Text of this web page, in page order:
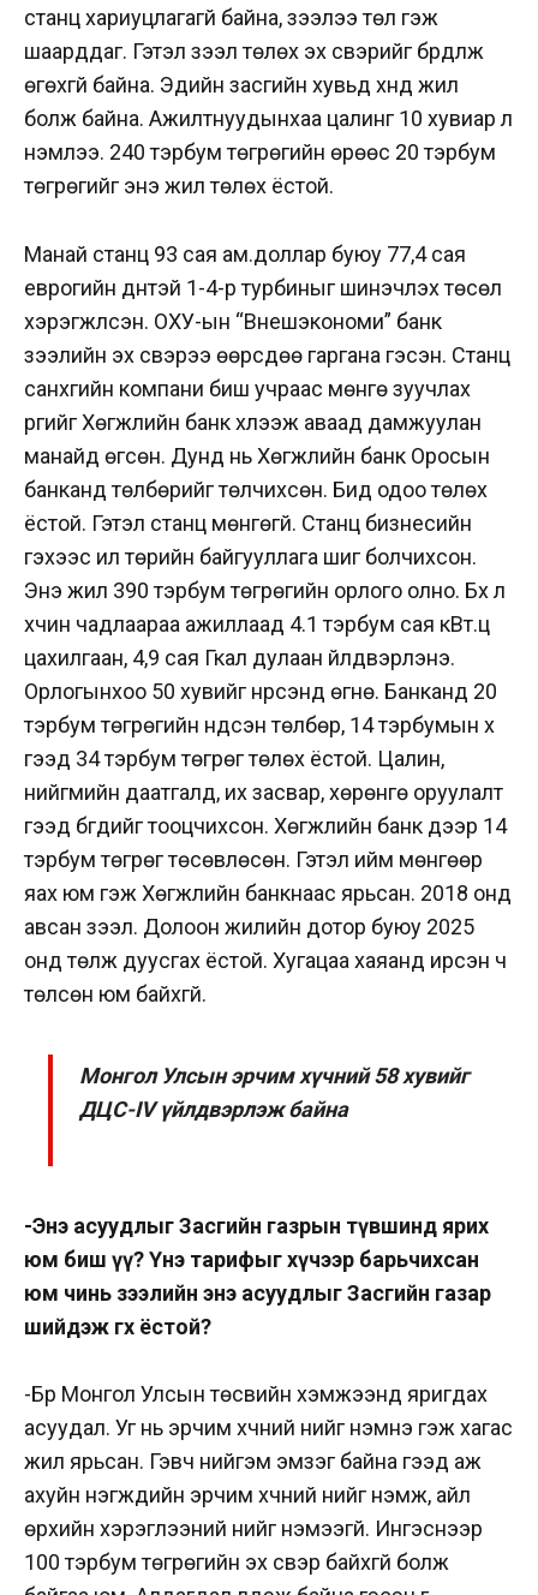
станц хариуцлагагүй байна, зээлээ төл гэж
шаарддаг. Гэтэл зээл төлөх эх үүсвэрийг бүрдүүлж
өгөхгүй байна. Эдийн засгийн хувьд хүнд жил
болж байна. Ажилтнуудынхаа цалинг 10 хувиар л
нэмлээ. 240 тэрбум төгрөгийн өрөөс 20 тэрбум
төгрөгийг энэ жил төлөх ёстой.
Манай станц 93 сая ам.доллар буюу 77,4 сая
еврогийн дүнтэй 1-4-р турбиныг шинэчлэх төсөл
хэрэгжүүлсэн. ОХУ-ын “Внешэкономи” банк
зээлийн эх үүсвэрээ өөрсдөө гаргана гэсэн. Станц
санхүүгийн компани биш учраас мөнгө зуучлах
үүргийг Хөгжлийн банк хүлээж аваад дамжуулан
манайд өгсөн. Дунд нь Хөгжлийн банк Оросын
банканд төлбөрийг төлчихсөн. Бид одоо төлөх
ёстой. Гэтэл станц мөнгөгүй. Станц бизнесийн
гэхээс илүү төрийн байгууллага шиг болчихсон.
Энэ жил 390 тэрбум төгрөгийн орлого олно. Бүх л
хүчин чадлаараа ажиллаад 4.1 тэрбум сая кВт.ц
цахилгаан, 4,9 сая Гкал дулаан үйлдвэрлэнэ.
Орлогынхоо 50 хувийг нүүрсэнд өгнө. Банканд 20
тэрбум төгрөгийн үндсэн төлбөр, 14 тэрбумын хүү
гээд 34 тэрбум төгрөг төлөх ёстой. Цалин,
нийгмийн даатгалд, их засвар, хөрөнгө оруулалт
гээд бүгдийг тооцчихсон. Хөгжлийн банк дээр 14
тэрбум төгрөг төсөвлөсөн. Гэтэл ийм мөнгөөр
яах юм гэж Хөгжлийн банкнаас ярьсан. 2018 онд
авсан зээл. Долоон жилийн дотор буюу 2025
онд төлж дуусгах ёстой. Хугацаа хаяанд ирсэн ч
төлсөн юм байхгүй.
Монгол Улсын эрчим хүчний 58 хувийг
ДЦС-IV үйлдвэрлэж байна
-Энэ асуудлыг Засгийн газрын түвшинд ярих
юм биш үү? Үнэ тарифыг хүчээр барьчихсан
юм чинь зээлийн энэ асуудлыг Засгийн газар
шийдэж өгөх ёстой?
-Бүр Монгол Улсын төсвийн хэмжээнд яригдах
асуудал. Уг нь эрчим хүчний үнийг нэмнэ гэж хагас
жил ярьсан. Гэвч нийгэм эмзэг байна гээд аж
ахуйн нэгжүүдийн эрчим хүчний үнийг нэмж, айл
өрхийн хэрэглээний үнийг нэмээгүй. Ингэснээр
100 тэрбум төгрөгийн эх үүсвэр байхгүй болж